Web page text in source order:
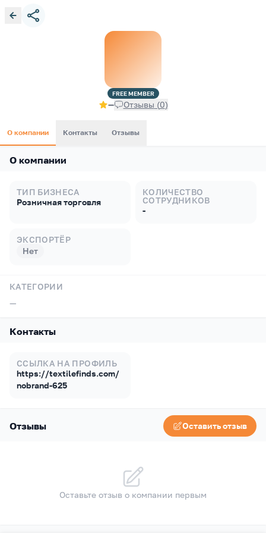
FREEMEMBER
— Отзывы (0)
О компании Контакты Отзывы
О компании
ТИП БИЗНЕСА
Розничная торговля
КОЛИЧЕСТВО
СОТРУДНИКОВ
-
ЭКСПОРТЁР
Нет
КАТЕГОРИИ
—
Контакты
ССЫЛКА НА ПРОФИЛЬ
https://textilefinds.com/
nobrand-625
Отзывы Оставить отзыв
Оставьте отзыв о компании первым